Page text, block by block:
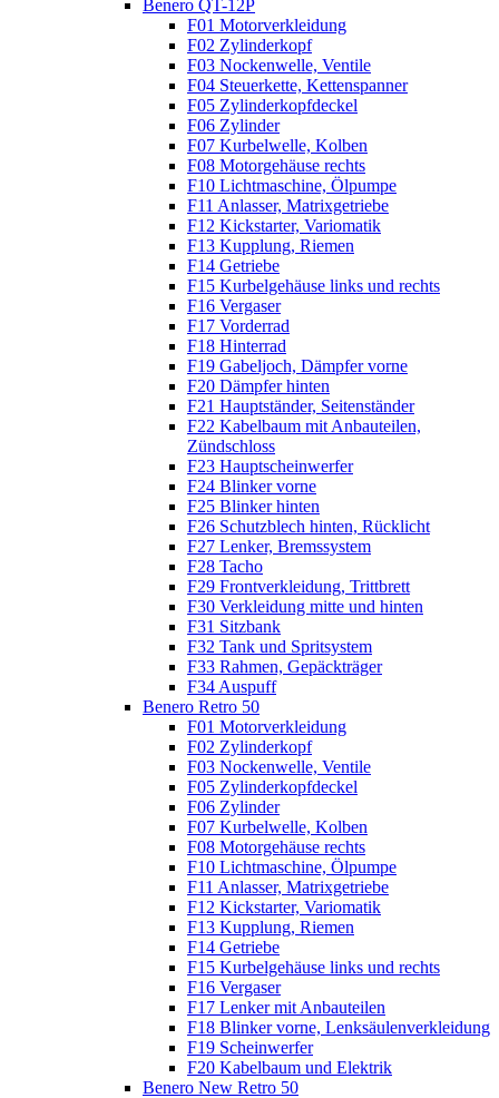
Benero QT-12P
F01 Motorverkleidung
F02 Zylinderkopf
F03 Nockenwelle, Ventile
F04 Steuerkette, Kettenspanner
F05 Zylinderkopfdeckel
F06 Zylinder
F07 Kurbelwelle, Kolben
F08 Motorgehäuse rechts
F10 Lichtmaschine, Ölpumpe
F11 Anlasser, Matrixgetriebe
F12 Kickstarter, Variomatik
F13 Kupplung, Riemen
F14 Getriebe
F15 Kurbelgehäuse links und rechts
F16 Vergaser
F17 Vorderrad
F18 Hinterrad
F19 Gabeljoch, Dämpfer vorne
F20 Dämpfer hinten
F21 Hauptständer, Seitenständer
F22 Kabelbaum mit Anbauteilen,
Zündschloss
F23 Hauptscheinwerfer
F24 Blinker vorne
F25 Blinker hinten
F26 Schutzblech hinten, Rücklicht
F27 Lenker, Bremssystem
F28 Tacho
F29 Frontverkleidung, Trittbrett
F30 Verkleidung mitte und hinten
F31 Sitzbank
F32 Tank und Spritsystem
F33 Rahmen, Gepäckträger
F34 Auspuff
Benero Retro 50
F01 Motorverkleidung
F02 Zylinderkopf
F03 Nockenwelle, Ventile
F05 Zylinderkopfdeckel
F06 Zylinder
F07 Kurbelwelle, Kolben
F08 Motorgehäuse rechts
F10 Lichtmaschine, Ölpumpe
F11 Anlasser, Matrixgetriebe
F12 Kickstarter, Variomatik
F13 Kupplung, Riemen
F14 Getriebe
F15 Kurbelgehäuse links und rechts
F16 Vergaser
F17 Lenker mit Anbauteilen
F18 Blinker vorne, Lenksäulenverkleidung
F19 Scheinwerfer
F20 Kabelbaum und Elektrik
Benero New Retro 50